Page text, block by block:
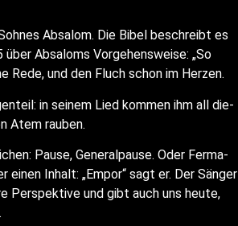
Absa­lom. Die Bibel beschreibt es
Absa­loms Vor­ge­hens­wei­se: „So
Rede, und den Fluch schon im Herzen.
in sei­nem Lied kom­men ihm all die­
Atem rauben.
Pau­se, Gene­ral­pau­se. Oder Fer­ma­
Inhalt: „Empor“ sagt er. Der Sän­ger
Per­spek­ti­ve und gibt auch uns heu­te,